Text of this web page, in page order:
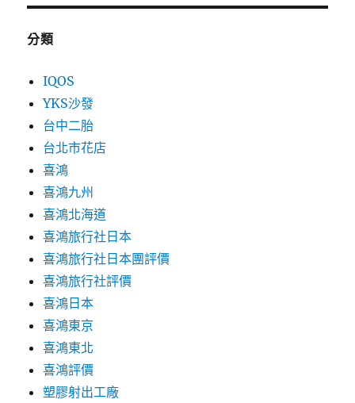
分類
IQOS
YKS沙發
台中二胎
台北市花店
喜鴻
喜鴻九州
喜鴻北海道
喜鴻旅行社日本
喜鴻旅行社日本團評價
喜鴻旅行社評價
喜鴻日本
喜鴻東京
喜鴻東北
喜鴻評價
塑膠射出工廠